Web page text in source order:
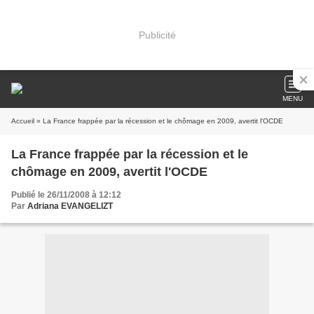
Publicité
MENU
Accueil » La France frappée par la récession et le chômage en 2009, avertit l'OCDE
La France frappée par la récession et le
chômage en 2009, avertit l'OCDE
Publié le 26/11/2008 à 12:12
Par Adriana EVANGELIZT